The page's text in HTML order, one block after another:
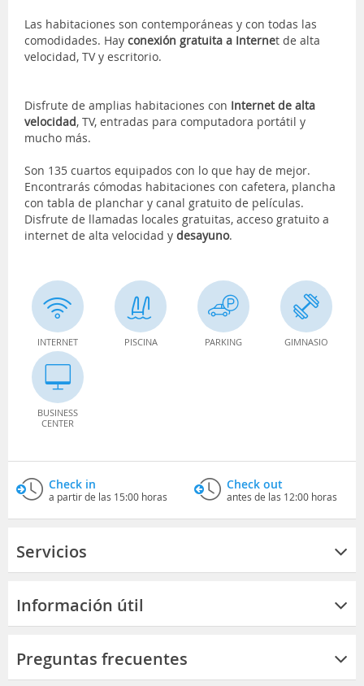
Las habitaciones son contemporáneas y con todas las
comodidades. Hay conexión gratuita a Internet de alta
velocidad, TV y escritorio.
Disfrute de amplias habitaciones con Internet de alta
velocidad, TV, entradas para computadora portátil y
mucho más.
Son 135 cuartos equipados con lo que hay de mejor.
Encontrarás cómodas habitaciones con cafetera, plancha
con tabla de planchar y canal gratuito de películas.
Disfrute de llamadas locales gratuitas, acceso gratuito a
internet de alta velocidad y desayuno.
INTERNET PISCINA PARKING GIMNASIO
BUSINESS
CENTER
Check in
a partir de las 15:00 horas
Check out
antes de las 12:00 horas
Servicios
Información útil
Preguntas frecuentes